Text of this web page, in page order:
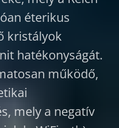
éterikus
kristályok
hatékonyságát.
működő,
mely a negatív